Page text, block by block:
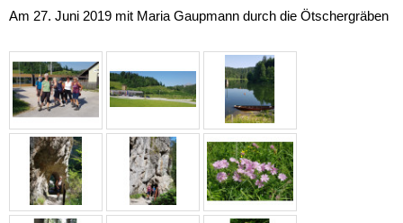
Am 27. Juni 2019 mit Maria Gaupmann durch die Ötschergräben